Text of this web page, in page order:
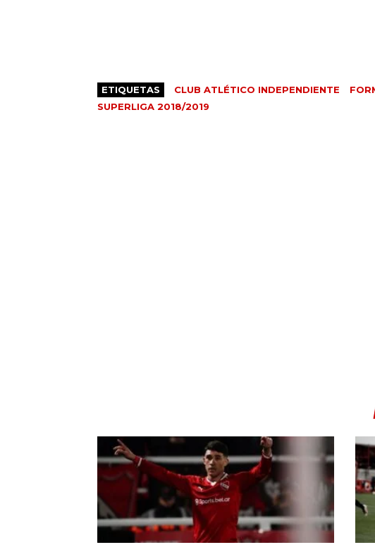
ETIQUETAS CLUB ATLÉTICO INDEPENDIENTE
SUPERLIGA 2018/2019